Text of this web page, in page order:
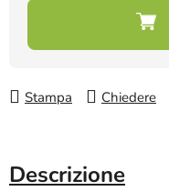
Prezzo della misura:
Stampa Chiedere
Descrizione